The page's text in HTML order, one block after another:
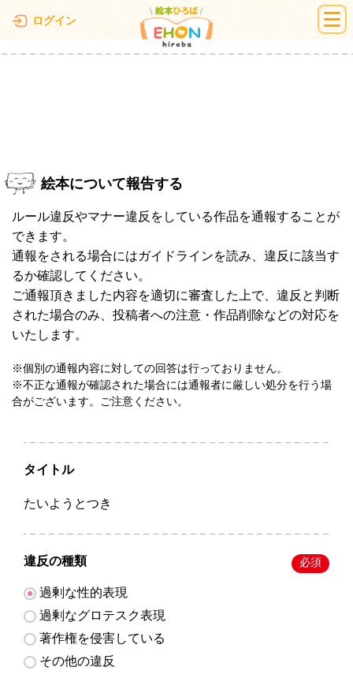
ログイン 絵本ひろば
絵本について報告する
ルール違反やマナー違反をしている作品を通報することが
できます。
通報をされる場合にはガイドラインを読み、違反に該当す
るか確認してください。
ご通報頂きました内容を適切に審査した上で、違反と判断
された場合のみ、投稿者への注意・作品削除などの対応を
いたします。
※個別の通報内容に対しての回答は行っておりません。
※不正な通報が確認された場合には通報者に厳しい処分を行う場
合がございます。ご注意ください。
タイトル
たいようとつき
違反の種類 必須
過剰な性的表現
過剰なグロテスク表現
著作権を侵害している
その他の違反